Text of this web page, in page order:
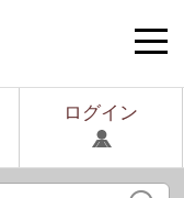
toggle
ログイン